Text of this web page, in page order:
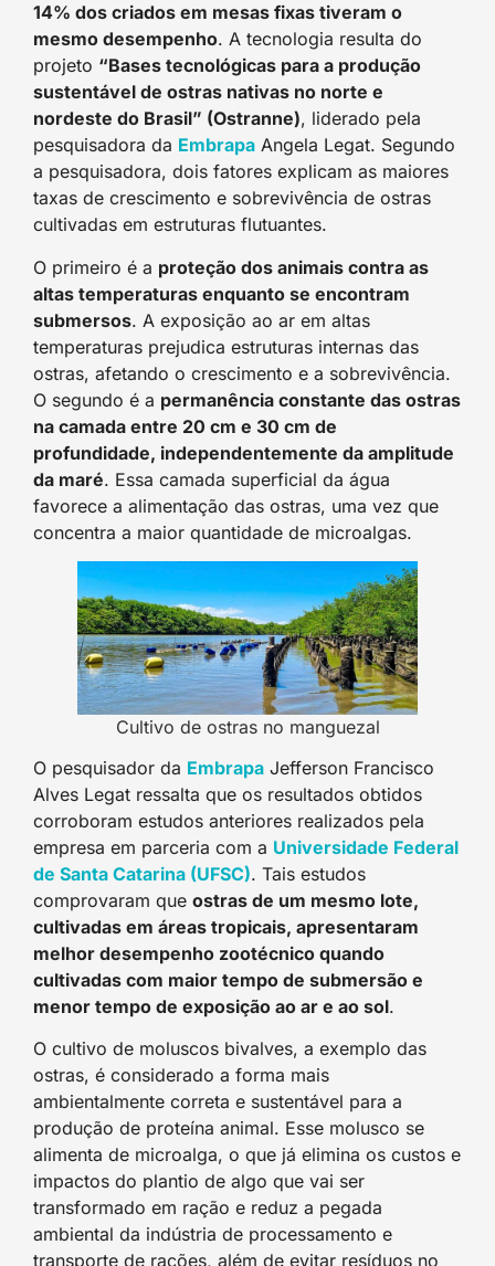
14% dos criados em mesas fixas tiveram o
mesmo desempenho. A tecnologia resulta do
projeto “Bases tecnológicas para a produção
sustentável de ostras nativas no norte e
nordeste do Brasil” (Ostranne), liderado pela
pesquisadora da Embrapa Angela Legat. Segundo
a pesquisadora, dois fatores explicam as maiores
taxas de crescimento e sobrevivência de ostras
cultivadas em estruturas flutuantes.
O primeiro é a proteção dos animais contra as
altas temperaturas enquanto se encontram
submersos. A exposição ao ar em altas
temperaturas prejudica estruturas internas das
ostras, afetando o crescimento e a sobrevivência.
O segundo é a permanência constante das ostras
na camada entre 20 cm e 30 cm de
profundidade, independentemente da amplitude
da maré. Essa camada superficial da água
favorece a alimentação das ostras, uma vez que
concentra a maior quantidade de microalgas.
Cultivo de ostras no manguezal
O pesquisador da Embrapa Jefferson Francisco
Alves Legat ressalta que os resultados obtidos
corroboram estudos anteriores realizados pela
empresa em parceria com a Universidade Federal
de Santa Catarina (UFSC). Tais estudos
comprovaram que ostras de um mesmo lote,
cultivadas em áreas tropicais, apresentaram
melhor desempenho zootécnico quando
cultivadas com maior tempo de submersão e
menor tempo de exposição ao ar e ao sol.
O cultivo de moluscos bivalves, a exemplo das
ostras, é considerado a forma mais
ambientalmente correta e sustentável para a
produção de proteína animal. Esse molusco se
alimenta de microalga, o que já elimina os custos e
impactos do plantio de algo que vai ser
transformado em ração e reduz a pegada
ambiental da indústria de processamento e
transporte de rações, além de evitar resíduos no